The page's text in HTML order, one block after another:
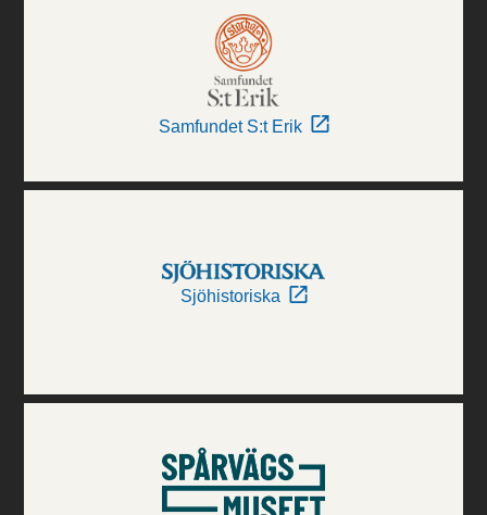
Samfundet S:t Erik
Sjöhistoriska